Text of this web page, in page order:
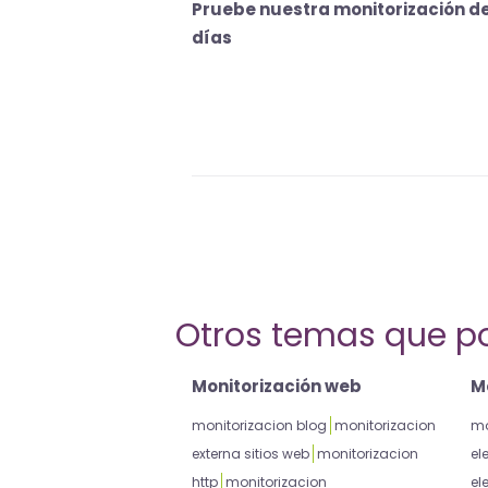
Pruebe nuestra monitorización
días
Otros temas que
Monitorización web
monitorizacion blog monitorizacion
externa sitios web monitorizacion
http monitorizacion